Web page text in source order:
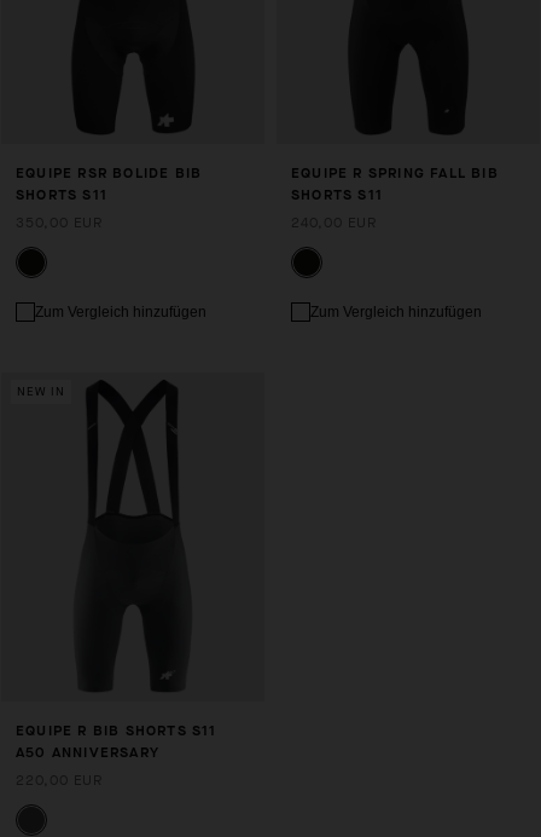
EQUIPE RSR BOLIDE BIB
SHORTS S11
Zum Vergleich hinzufügen
EQUIPE R SPRING FALL BIB
SHORTS S11
Zum Vergleich hinzufügen
NEW IN
EQUIPE R BIB SHORTS S11
A50 ANNIVERSARY